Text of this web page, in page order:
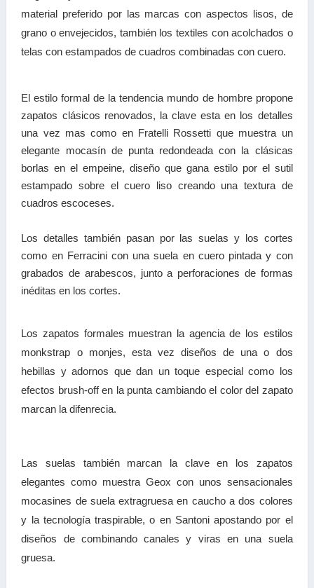
material preferido por las marcas con aspectos lisos, de
grano o envejecidos, también los textiles con acolchados o
telas con estampados de cuadros combinadas con cuero.
El estilo formal de la tendencia mundo de hombre propone
zapatos clásicos renovados, la clave esta en los detalles
una vez mas como en Fratelli Rossetti que muestra un
elegante mocasín de punta redondeada con la clásicas
borlas en el empeine, diseño que gana estilo por el sutil
estampado sobre el cuero liso creando una textura de
cuadros escoceses.
Los detalles también pasan por las suelas y los cortes
como en Ferracini con una suela en cuero pintada y con
grabados de arabescos, junto a perforaciones de formas
inéditas en los cortes.
Los zapatos formales muestran la agencia de los estilos
monkstrap o monjes, esta vez diseños de una o dos
hebillas y adornos que dan un toque especial como los
efectos brush-off en la punta cambiando el color del zapato
marcan la difenrecia.
Las suelas también marcan la clave en los zapatos
elegantes como muestra Geox con unos sensacionales
mocasines de suela extragruesa en caucho a dos colores
y la tecnología traspirable, o en Santoni apostando por el
diseños de combinando canales y viras en una suela
gruesa.